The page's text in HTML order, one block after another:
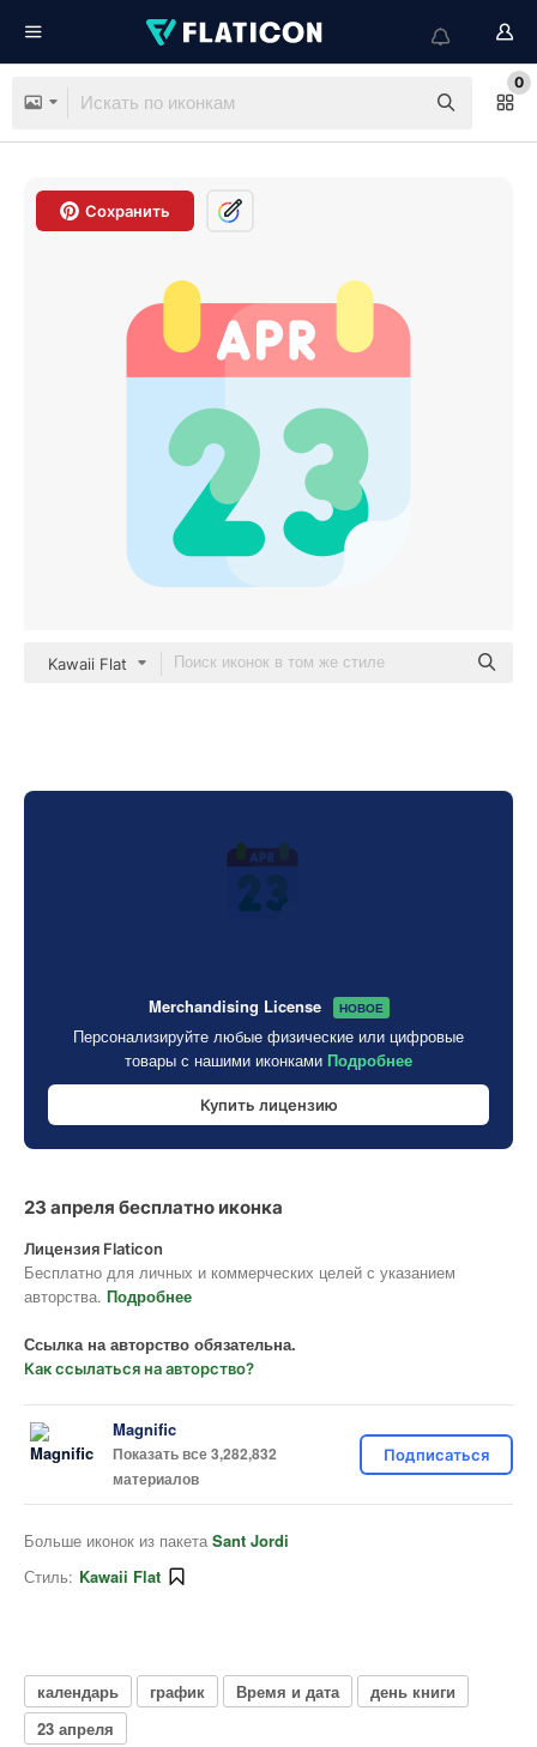
0
Сохранить
Kawaii Flat
Merchandising License НОВОЕ
Персонализируйте любые физические или цифровые
товары с нашими иконками Подробнее
Купить лицензию
23 апреля бесплатно иконка
Лицензия Flaticon
Бесплатно для личных и коммерческих целей с указанием
авторства. Подробнее
Ссылка на авторство обязательна.
Как ссылаться на авторство?
Magnific
Показать все 3,282,832
материалов
Подписаться
Больше иконок из пакета Sant Jordi
Стиль: Kawaii Flat
календарь график Время и дата
день книги
23 апреля